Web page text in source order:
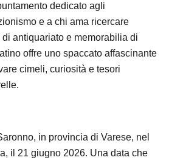
dedicato agli
e a chi ama ricercare
antiquariato e memorabilia di
offre uno spaccato affascinante
cimeli, curiosità e tesori
in provincia di Varese, nel
il 21 giugno 2026. Una data che